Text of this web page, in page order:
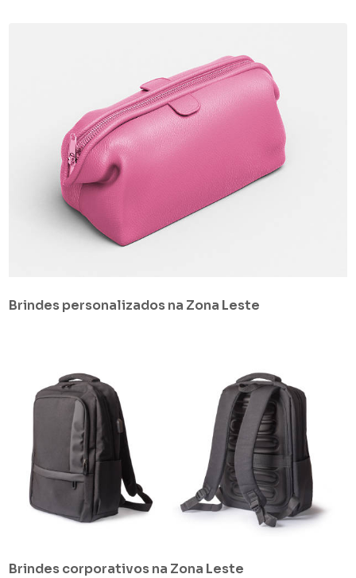
Brindes personalizados na Zona Leste
Brindes corporativos na Zona Leste